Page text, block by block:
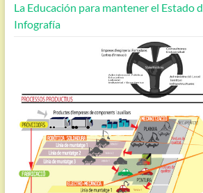
La Educación para mantener el Estado
Infografía